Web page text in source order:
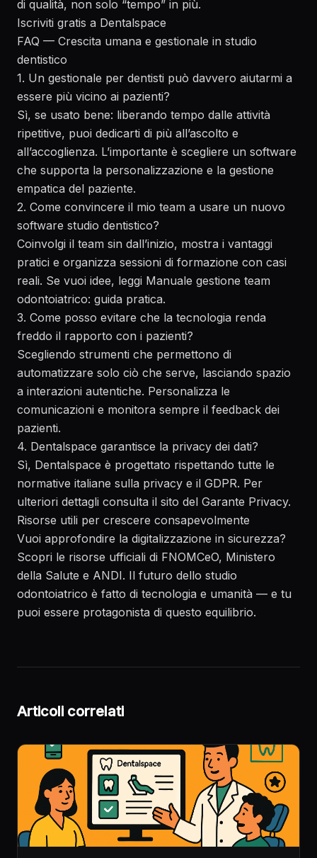
di qualità, non solo “tempo” in più.
Iscriviti gratis a Dentalspace
FAQ — Crescita umana e gestionale in studio
dentistico
1. Un gestionale per dentisti può davvero aiutarmi a
essere più vicino ai pazienti?
Sì, se usato bene: liberando tempo dalle attività
ripetitive, puoi dedicarti di più all’ascolto e
all’accoglienza. L’importante è scegliere un software
che supporta la personalizzazione e la gestione
empatica del paziente.
2. Come convincere il mio team a usare un nuovo
software studio dentistico?
Coinvolgi il team sin dall’inizio, mostra i vantaggi
pratici e organizza sessioni di formazione con casi
reali. Se vuoi idee, leggi Manuale gestione team
odontoiatrico: guida pratica.
3. Come posso evitare che la tecnologia renda
freddo il rapporto con i pazienti?
Scegliendo strumenti che permettono di
automatizzare solo ciò che serve, lasciando spazio
a interazioni autentiche. Personalizza le
comunicazioni e monitora sempre il feedback dei
pazienti.
4. Dentalspace garantisce la privacy dei dati?
Sì, Dentalspace è progettato rispettando tutte le
normative italiane sulla privacy e il GDPR. Per
ulteriori dettagli consulta il sito del Garante Privacy.
Risorse utili per crescere consapevolmente
Vuoi approfondire la digitalizzazione in sicurezza?
Scopri le risorse ufficiali di FNOMCeO, Ministero
della Salute e ANDI. Il futuro dello studio
odontoiatrico è fatto di tecnologia e umanità — e tu
puoi essere protagonista di questo equilibrio.
Articoli correlati